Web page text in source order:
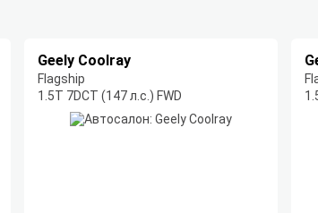
Geely Coolray
Flagship
1.5T 7DCT (147 л.с.) FWD